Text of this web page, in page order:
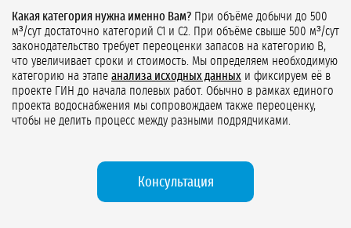
Какая категория нужна именно Вам? При объёме добычи до 500
м³/сут достаточно категорий С1 и С2. При объёме свыше 500 м³/сут
законодательство требует переоценки запасов на категорию В,
что увеличивает сроки и стоимость. Мы определяем необходимую
категорию на этапе анализа исходных данных и фиксируем её в
проекте ГИН до начала полевых работ. Обычно в рамках единого
проекта водоснабжения мы сопровождаем также переоценку,
чтобы не делить процесс между разными подрядчиками.
Консультация